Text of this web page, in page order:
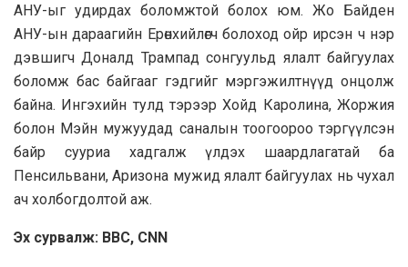
АНУ-ыг удирдах боломжтой болох юм. Жо Байден
АНУ-ын дараагийн Ерөнхийлөгч болоход ойр ирсэн ч нэр
дэвшигч Доналд Трампад сонгуульд ялалт байгуулах
боломж бас байгааг гэдгийг мэргэжилтнүүд онцолж
байна. Ингэхийн тулд тэрээр Хойд Каролина, Жоржия
болон Мэйн мужуудад саналын тоогоороо тэргүүлсэн
байр сууриа хадгалж үлдэх шаардлагатай ба
Пенсильвани, Аризона мужид ялалт байгуулах нь чухал
ач холбогдолтой аж.
Эх сурвалж: BBC, CNN